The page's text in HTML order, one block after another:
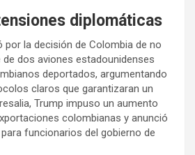
diplomáticas
por la decisión de Colombia de no
dos aviones estadounidenses
deportados, argumentando
claros que garantizaran un
Trump impuso un aumento
colombianas y anunció
funcionarios del gobierno de